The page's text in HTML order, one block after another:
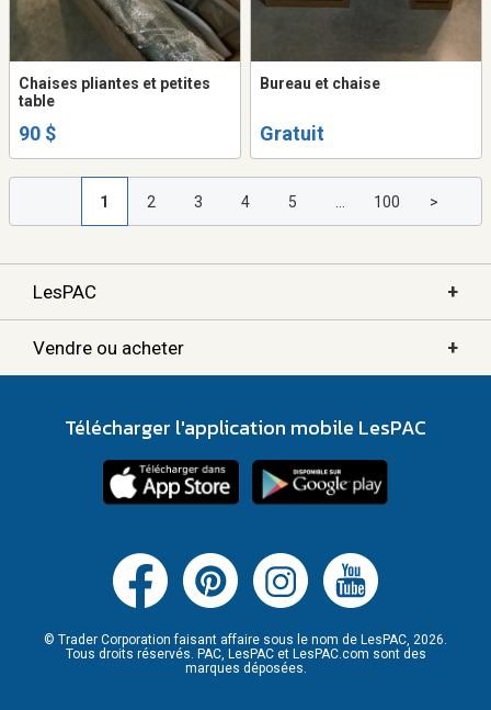
Chaises pliantes et petites
table
90 $
Bureau et chaise
Gratuit
1 2 3 4 5 100 >
LesPAC +
Vendre ou acheter +
Télécharger l'application mobile LesPAC
© Trader Corporation faisant affaire sous le nom de LesPAC, 2026.
Tous droits réservés. PAC, LesPAC et LesPAC.com sont des
marques déposées.